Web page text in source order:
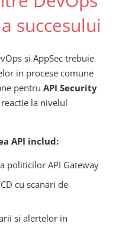
succesului
si AppSec trebuie
in procese comune
pentru API Security
la nivelul
API includ:
politicilor API Gateway
cu scanari de
si alertelor in